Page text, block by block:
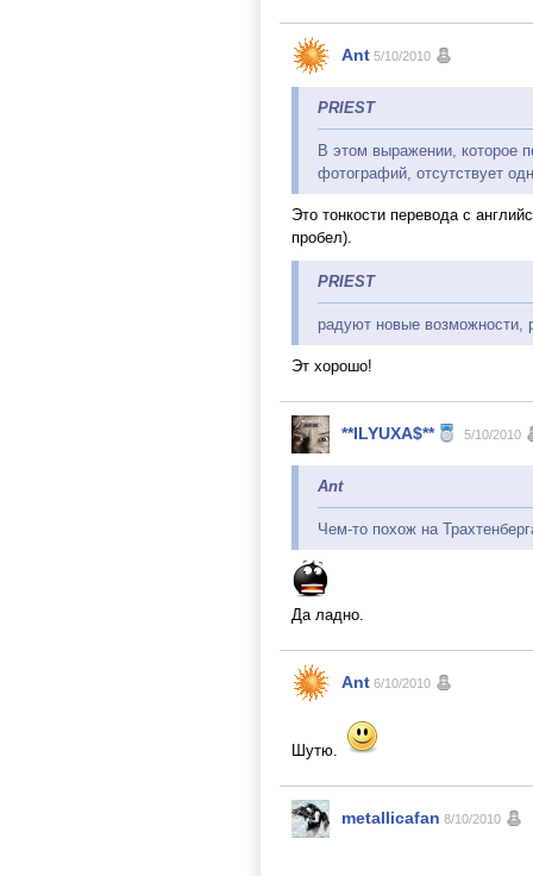
Ant 5/10/2010
PRIEST
В этом выражении, которое
фотографий, отсутствует
Это тонкости перевода с
пробел).
PRIEST
радуют новые возможности,
Эт хорошо!
**ILYUXA$** 5/10/2010
Ant
Чем-то похож на
Да ладно.
Ant 6/10/2010
Шутю.
metallicafan 8/10/2010